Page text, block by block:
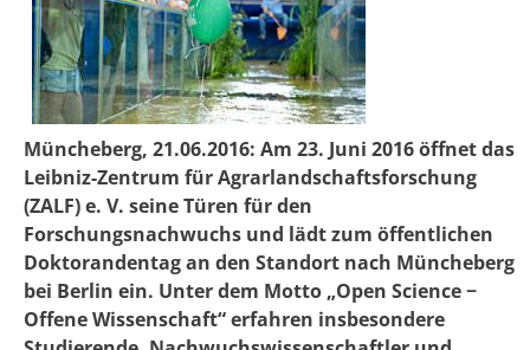
Müncheberg, 21.06.2016: Am 23. Juni 2016 öffnet das
Leibniz-Zentrum für Agrarlandschaftsforschung
(ZALF) e. V. seine Türen für den
Forschungsnachwuchs und lädt zum öffentlichen
Doktorandentag an den Standort nach Müncheberg
bei Berlin ein. Unter dem Motto „Open Science −
Offene Wissenschaft“ erfahren insbesondere